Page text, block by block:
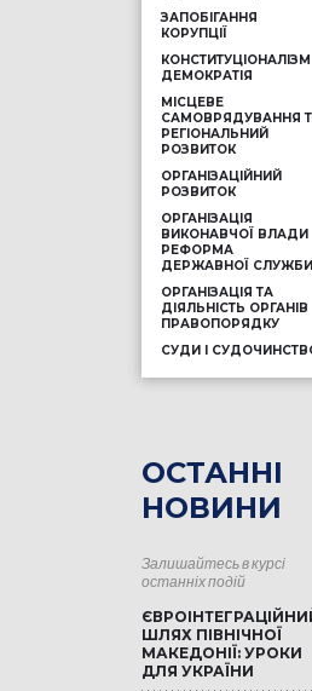
ЗАПОБІГАННЯ
КОРУПЦІЇ
КОНСТИТУЦІОНАЛІЗМ
ДЕМОКРАТІЯ
МІСЦЕВЕ
САМОВРЯДУВАННЯ
РЕГІОНАЛЬНИЙ
РОЗВИТОК
ОРГАНІЗАЦІЙНИЙ
РОЗВИТОК
ОРГАНІЗАЦІЯ
ВИКОНАВЧОЇ ВЛАДИ
РЕФОРМА
ДЕРЖАВНОЇ СЛУЖБИ
ОРГАНІЗАЦІЯ ТА
ДІЯЛЬНІСТЬ ОРГАНІВ
ПРАВОПОРЯДКУ
СУДИ І
ОСТАННІ
НОВИНИ
Залишайтесь в курсі
останніх подій
ШЛЯХ ПІВНІЧНОЇ
МАКЕДОНІЇ: УРОКИ
ДЛЯ УКРАЇНИ